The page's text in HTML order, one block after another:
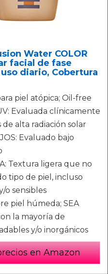
Water COLOR
facial de fase
diario, Cobertura
piel atópica; Oil-free
Evaluada clínicamente
alta radiación solar
Evaluado bajo
Textura ligera que no
tipo de piel, incluso
o sensibles
piel húmeda; SEA
la mayoría de
y/o inorgánicos
en Amazon